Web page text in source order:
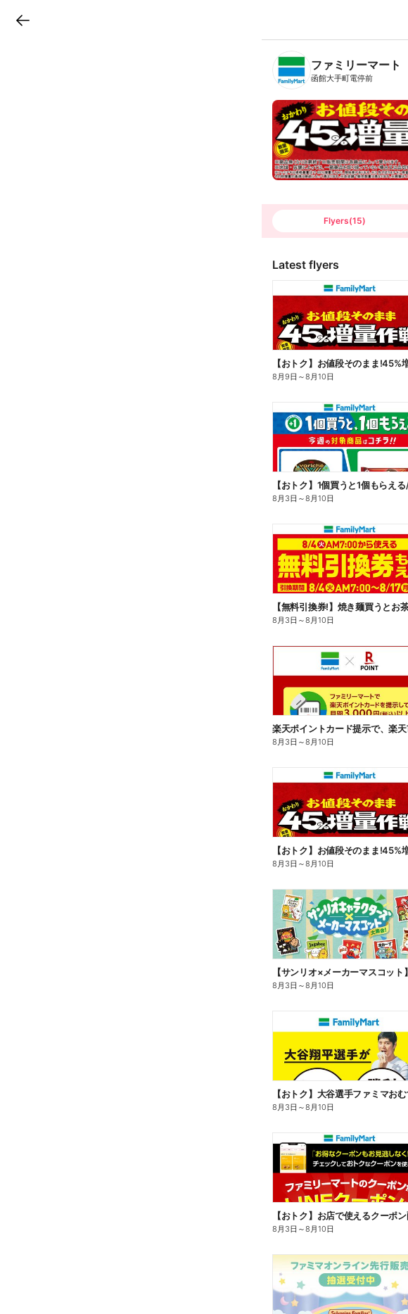
B
n
T
ファミリーマート
函館大手町電停前
Flyers(15)
Latest flyers
8月9日 ～8月10日
8月3日 ～8月10日
8月3日 ～8月10日
8月3日 ～8月10日
8月3日 ～8月10日
8月3日 ～8月10日
8月3日 ～8月10日
8月3日 ～8月10日